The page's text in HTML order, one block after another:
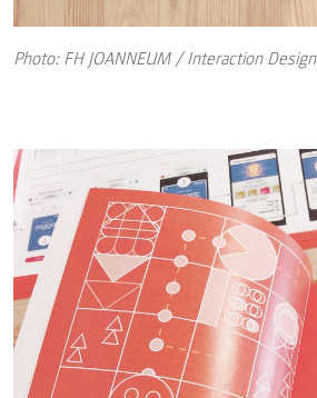
Photo: FH JOANNEUM / Interaction Design